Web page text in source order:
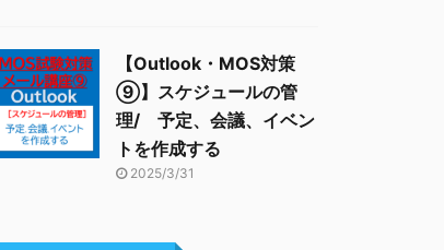
【Outlook・MOS対策
⑨】スケジュールの管
理/ 予定、会議、イベン
トを作成する
2025/3/31